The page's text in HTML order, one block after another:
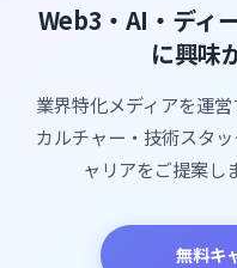
Web3・AI・ディ
に興味
業界特化メディアを運
カルチャー・技術スタ
ャリアをご提案し
無料キ